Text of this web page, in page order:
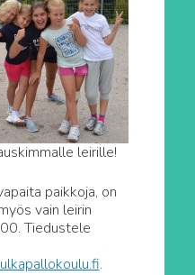
leirille!
paikkoja, on
vain leirin
Tiedustele
.